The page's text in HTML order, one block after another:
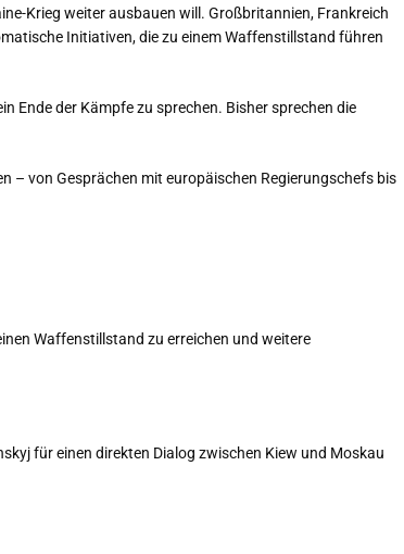
Krieg weiter ausbauen will. Großbritannien, Frankreich
Initiativen, die zu einem Waffenstillstand führen
Ende der Kämpfe zu sprechen. Bisher sprechen die
– von Gesprächen mit europäischen Regierungschefs bis
Waffenstillstand zu erreichen und weitere
für einen direkten Dialog zwischen Kiew und Moskau